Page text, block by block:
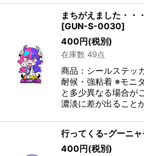
まちがえました・・
[GUN-S-0030]
400円(税別)
在庫数 49点
商品：シールステッ
耐候・強粘着 ※モニ
と多少異なる場合が
濃淡に差が出ること
行ってくる-グーニ
400円(税別)